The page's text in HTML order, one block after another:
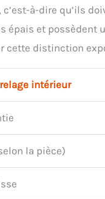
, c’est-à-dire qu’ils
épais et possèdent
distinction
intérieur
la pièce)